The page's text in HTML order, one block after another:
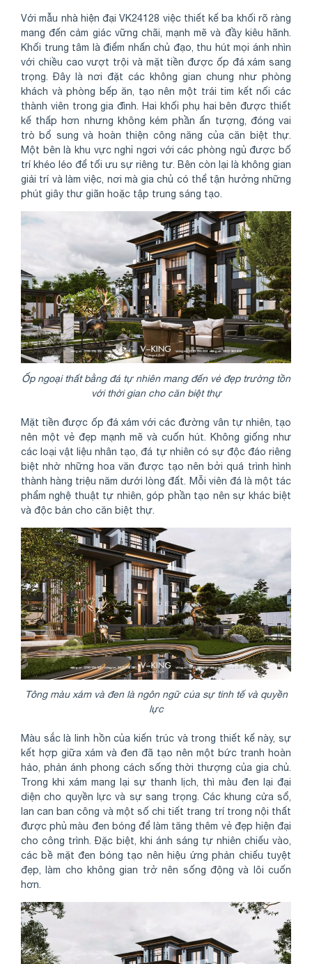
Với mẫu nhà hiện đại VK24128 việc thiết kế ba khối rõ ràng
mang đến cảm giác vững chãi, mạnh mẽ và đầy kiêu hãnh.
Khối trung tâm là điểm nhấn chủ đạo, thu hút mọi ánh nhìn
với chiều cao vượt trội và mặt tiền được ốp đá xám sang
trọng. Đây là nơi đặt các không gian chung như phòng
khách và phòng bếp ăn, tạo nên một trái tim kết nối các
thành viên trong gia đình. Hai khối phụ hai bên được thiết
kế thấp hơn nhưng không kém phần ấn tượng, đóng vai
trò bổ sung và hoàn thiện công năng của căn biệt thự.
Một bên là khu vực nghỉ ngơi với các phòng ngủ được bố
trí khéo léo để tối ưu sự riêng tư. Bên còn lại là không gian
giải trí và làm việc, nơi mà gia chủ có thể tận hưởng những
phút giây thư giãn hoặc tập trung sáng tạo.
Ốp ngoại thất bằng đá tự nhiên mang đến vẻ đẹp trường tồn
với thời gian cho căn biệt thự
Mặt tiền được ốp đá xám với các đường vân tự nhiên, tạo
nên một vẻ đẹp mạnh mẽ và cuốn hút. Không giống như
các loại vật liệu nhân tạo, đá tự nhiên có sự độc đáo riêng
biệt nhờ những hoa văn được tạo nên bởi quá trình hình
thành hàng triệu năm dưới lòng đất. Mỗi viên đá là một tác
phẩm nghệ thuật tự nhiên, góp phần tạo nên sự khác biệt
và độc bản cho căn biệt thự.
Tông màu xám và đen là ngôn ngữ của sự tinh tế và quyền
lực
Màu sắc là linh hồn của kiến trúc và trong thiết kế này, sự
kết hợp giữa xám và đen đã tạo nên một bức tranh hoàn
hảo, phản ánh phong cách sống thời thượng của gia chủ.
Trong khi xám mang lại sự thanh lịch, thì màu đen lại đại
diện cho quyền lực và sự sang trọng. Các khung cửa sổ,
lan can ban công và một số chi tiết trang trí trong nội thất
được phủ màu đen bóng để làm tăng thêm vẻ đẹp hiện đại
cho công trình. Đặc biệt, khi ánh sáng tự nhiên chiếu vào,
các bề mặt đen bóng tạo nên hiệu ứng phản chiếu tuyệt
đẹp, làm cho không gian trở nên sống động và lôi cuốn
hơn.